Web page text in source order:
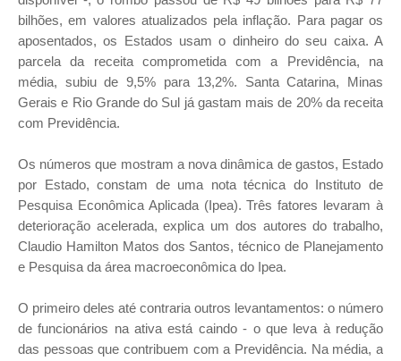
bilhões, em valores atualizados pela inflação. Para pagar os
aposentados, os Estados usam o dinheiro do seu caixa. A
parcela da receita comprometida com a Previdência, na
média, subiu de 9,5% para 13,2%. Santa Catarina, Minas
Gerais e Rio Grande do Sul já gastam mais de 20% da receita
com Previdência.
Os números que mostram a nova dinâmica de gastos, Estado
por Estado, constam de uma nota técnica do Instituto de
Pesquisa Econômica Aplicada (Ipea). Três fatores levaram à
deterioração acelerada, explica um dos autores do trabalho,
Claudio Hamilton Matos dos Santos, técnico de Planejamento
e Pesquisa da área macroeconômica do Ipea.
O primeiro deles até contraria outros levantamentos: o número
de funcionários na ativa está caindo - o que leva à redução
das pessoas que contribuem com a Previdência. Na média, a